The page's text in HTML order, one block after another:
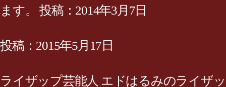
ます。 投稿：2014年3月7日
投稿：2015年5月17日
ライザップ芸能人 エドはるみのライザッ